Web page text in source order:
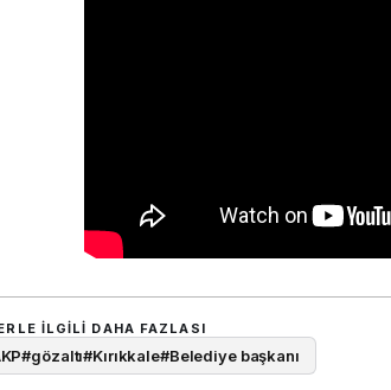
ILGILI DAHA FAZLASI
başkanı